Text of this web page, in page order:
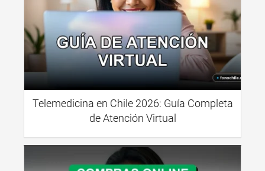
Telemedicina en Chile 2026: Guía Completa
de Atención Virtual